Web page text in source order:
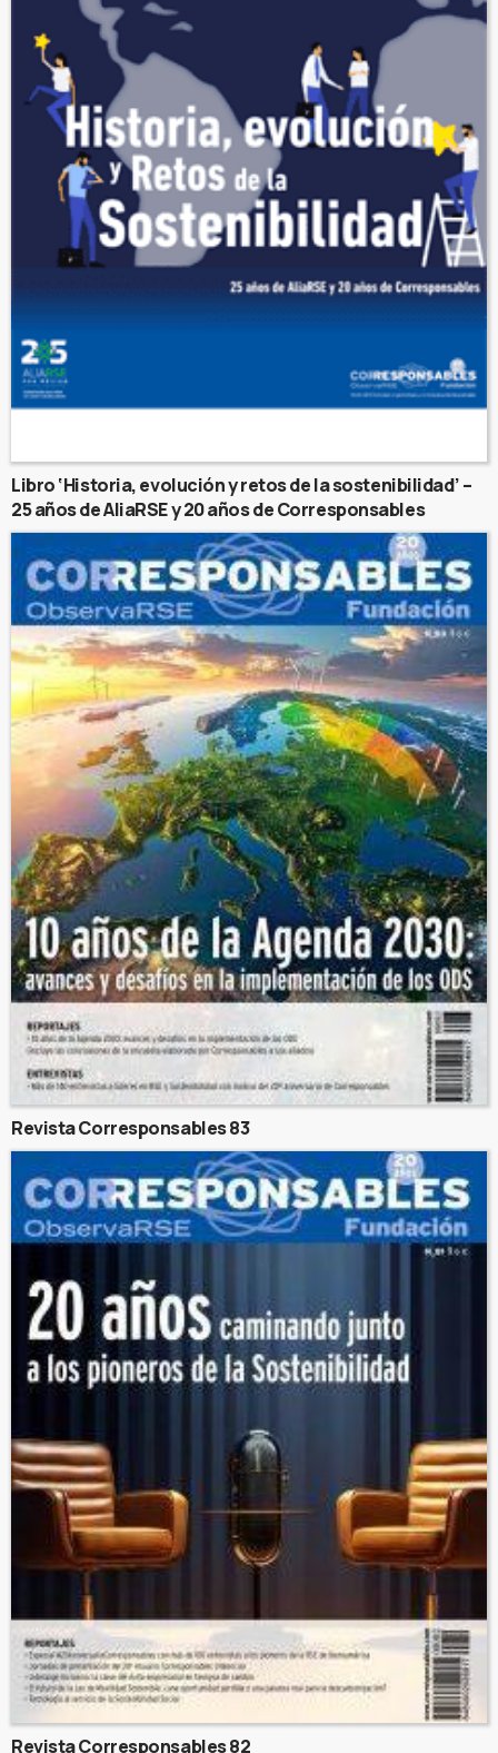
Libro ‘Historia, evolución y retos de la sostenibilidad’ –
25 años de AliaRSE y 20 años de Corresponsables
Revista Corresponsables 83
Revista Corresponsables 82